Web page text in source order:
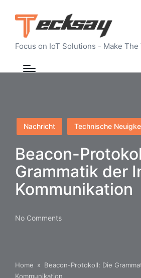
Focus on IoT Solutions - Make
Posted
in
Nachricht Technische
Beacon-
Grammatik der
Kommunikation
No Comments
Home » Beacon-Protokoll: Die
Kommunikation